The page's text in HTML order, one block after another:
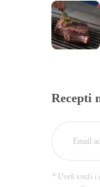
Recepti
* Uvek sveži i